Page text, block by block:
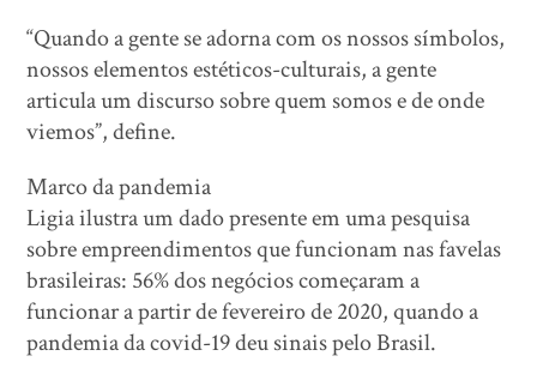
“Quando a gente se adorna com os nossos símbolos,
nossos elementos estéticos-culturais, a gente
articula um discurso sobre quem somos e de onde
viemos”, define.
Marco da pandemia
Ligia ilustra um dado presente em uma pesquisa
sobre empreendimentos que funcionam nas favelas
brasileiras: 56% dos negócios começaram a
funcionar a partir de fevereiro de 2020, quando a
pandemia da covid-19 deu sinais pelo Brasil.